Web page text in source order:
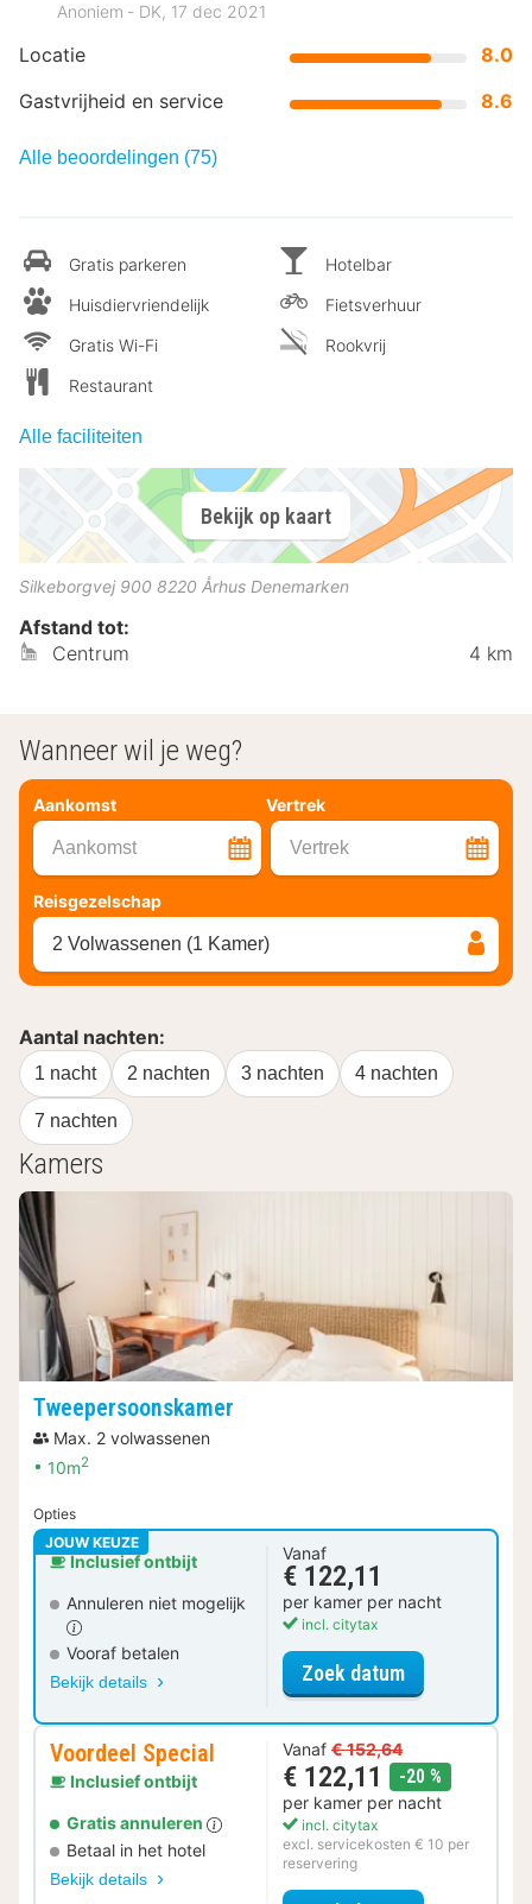
Locatie
8.0
Gastvrijheid en service
8.6
Anoniem ‐ DK, 17 dec 2021
Alle beoordelingen (75)
Gratis parkeren
Huisdiervriendelijk
Gratis Wi-Fi
Restaurant
Hotelbar
Fietsverhuur
Rookvrij
Alle faciliteiten
Bekijk op kaart
Silkeborgvej 900 8220 Århus Denemarken
Afstand tot:
Centrum
4 km
Wanneer wil je weg?
Aankomst Vertrek
Aankomst Vertrek
Reisgezelschap
2 Volwassenen (1 Kamer)
Aantal nachten:
1 nacht 2 nachten 3 nachten 4 nachten
7 nachten
Kamers
Tweepersoonskamer
Max. 2 volwassenen
10m2
Opties
JOUW KEUZE
Inclusief ontbijt
Annuleren niet mogelijk
Vooraf betalen
Bekijk details
Vanaf
€ 122,11
per kamer per nacht
incl. citytax
Zoek datumvoor
Voordeel Special
Inclusief ontbijt
Gratis annuleren
Betaal in het hotel
Bekijk details
Vanaf € 152,64
€ 122,11 -20 %
per kamer per nacht
incl. citytax
excl. servicekosten € 10 per
reservering